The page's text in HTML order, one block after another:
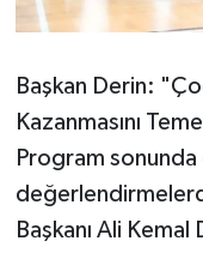
Başkan Derin:
Kazanmasını
Program
Başkanı Ali